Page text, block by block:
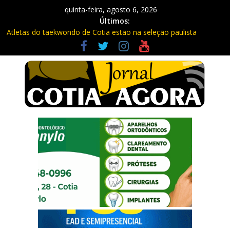
quinta-feira, agosto 6, 2026
Últimos:
Atletas do taekwondo de Cotia estão na seleção paulista
Fique atento: Câmeras com IA na Raposo Tavares já estão
multando
Repasse de impostos estaduais para Cotia já rendeu quase R$
300 milhões no ano
Três procurados da Justiça são presos em Cotia e Vargem
Grande pela PM